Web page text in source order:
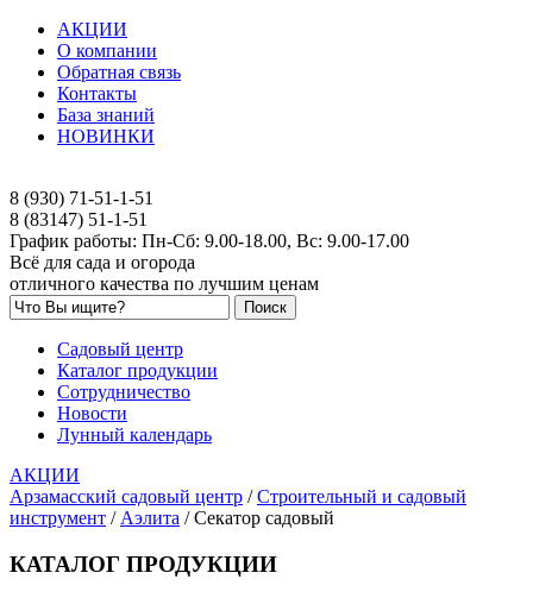
АКЦИИ
О компании
Обратная связь
Контакты
База знаний
НОВИНКИ
8 (930) 71-51-1-51
8 (83147) 51-1-51
График работы: Пн-Сб: 9.00-18.00, Вс: 9.00-17.00
Всё для сада и огорода
отличного качества по лучшим ценам
Садовый центр
Каталог продукции
Сотрудничество
Новости
Лунный календарь
АКЦИИ
Арзамасский садовый центр /Строительный и садовый
инструмент / Аэлита /Секатор садовый
КАТАЛОГ ПРОДУКЦИИ